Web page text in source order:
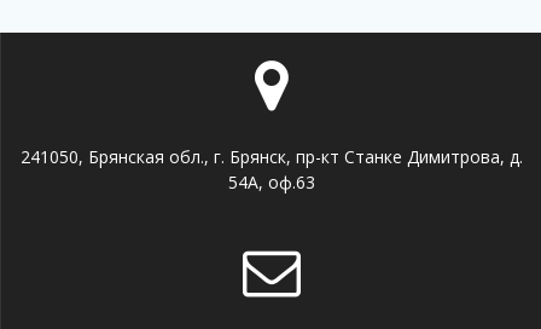
241050, Брянская обл., г. Брянск, пр-кт Станке Димитрова, д.
54А, оф.63